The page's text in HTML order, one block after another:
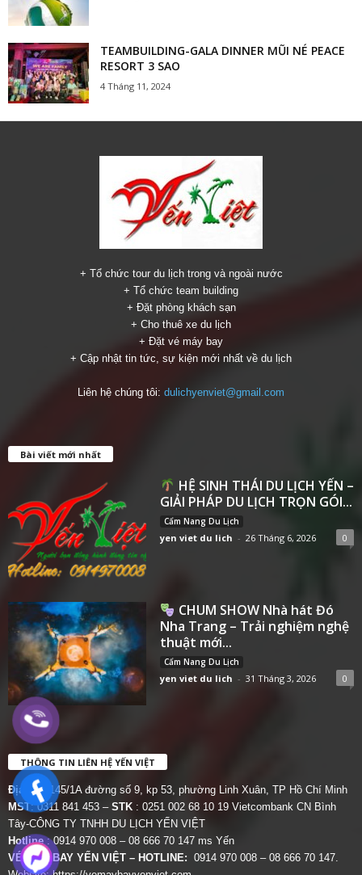
TEAMBUILDING-GALA DINNER MŨI NÉ PEACE
RESORT 3 SAO
4 Tháng 11, 2024
+ Tổ chức tour du lịch trong và ngoài nước
+ Tổ chức team building
+ Đặt phòng khách sạn
+ Cho thuê xe du lịch
+ Đặt vé máy bay
+ Cập nhật tin tức, sự kiện mới nhất về du lịch
Liên hệ chúng tôi: dulichyenviet@gmail.com
Bài viết mới nhất
HỆ SINH THÁI DU LỊCH YẾN –
GIẢI PHÁP DU LỊCH TRỌN GÓI...
Cẩm Nang Du Lịch
yen viet du lich - 26 Tháng 6, 2026 0
CHUM SHOW Nhà hát Đó
Nha Trang – Trải nghiệm nghệ
thuật mới...
Cẩm Nang Du Lịch
yen viet du lich - 31 Tháng 3, 2026 0
THÔNG TIN LIÊN HỆ YẾN VIỆT
Địa chỉ:
145/1A đường số 9, kp 53, phường Linh Xuân, TP Hồ Chí Minh
MST: 0311 841 453 – STK : 0251 002 68 10 19 Vietcombank CN Bình
Tây-CÔNG TY TNHH DU LỊCH YẾN VIỆT
Hotline: 0914 970 008 – 08 666 70 147 ms Yến
VÉ MÁY BAY YẾN VIỆT – HOTLINE: 0914 970 008 – 08 666 70 147.